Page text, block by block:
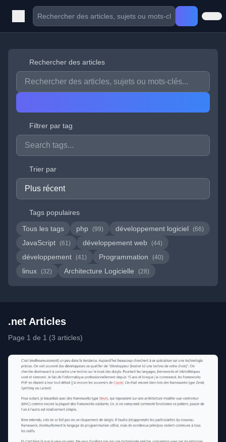
Rechercher des articles
Filtrer par tag
Trier par
Tags populaires
Tous les tags
php (99) développement logiciel (66)
JavaScript (61) développement web (44)
développement (41) Programmation (40)
linux (32) Architecture Logicielle (28)
.net Articles
Page 1 de 1 (3 articles)